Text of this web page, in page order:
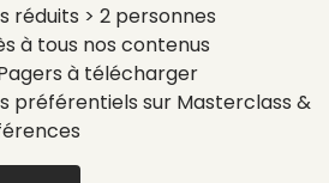
réduits > 2 personnes
à tous nos contenus
à télécharger
préférentiels sur Masterclass &